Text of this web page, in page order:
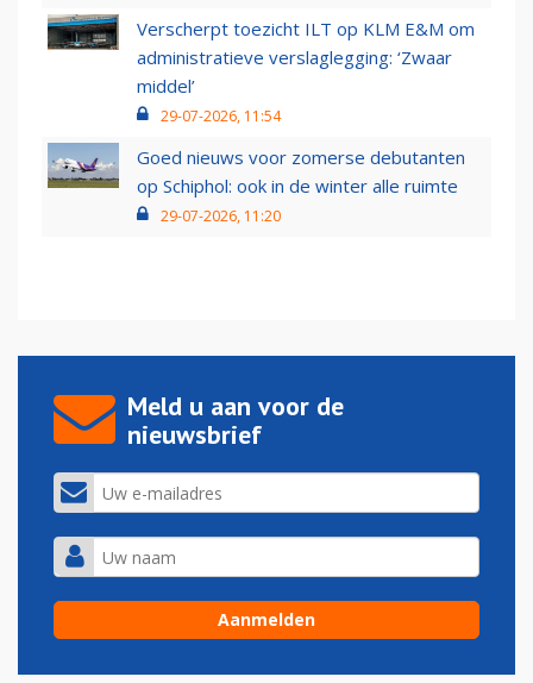
Verscherpt toezicht ILT op KLM E&M om
administratieve verslaglegging: ‘Zwaar
middel’
29-07-2026, 11:54
Goed nieuws voor zomerse debutanten
op Schiphol: ook in de winter alle ruimte
29-07-2026, 11:20
Meld u aan voor de
nieuwsbrief